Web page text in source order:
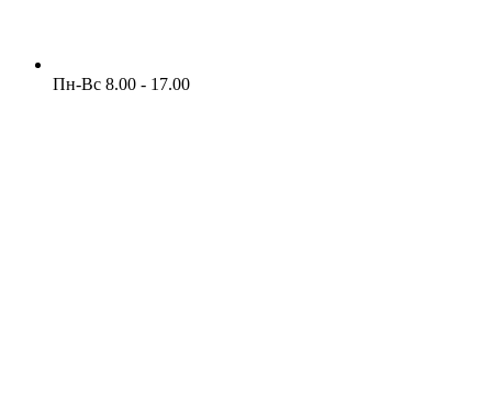
Пн-Вс 8.00 - 17.00